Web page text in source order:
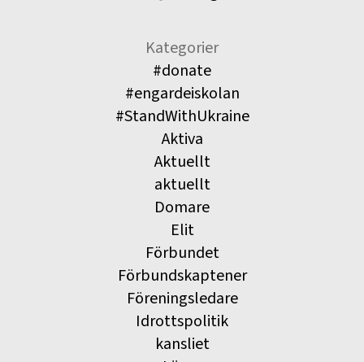
Kategorier
#donate
#engardeiskolan
#StandWithUkraine
Aktiva
Aktuellt
aktuellt
Domare
Elit
Förbundet
Förbundskaptener
Föreningsledare
Idrottspolitik
kansliet